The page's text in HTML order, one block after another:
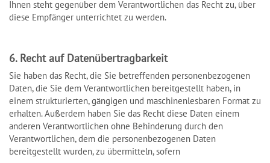
Ihnen steht gegenüber dem Verantwortlichen das Recht zu, über
diese Empfänger unterrichtet zu werden.
6. Recht auf Datenübertragbarkeit
Sie haben das Recht, die Sie betreffenden personenbezogenen
Daten, die Sie dem Verantwortlichen bereitgestellt haben, in
einem strukturierten, gängigen und maschinenlesbaren Format zu
erhalten. Außerdem haben Sie das Recht diese Daten einem
anderen Verantwortlichen ohne Behinderung durch den
Verantwortlichen, dem die personenbezogenen Daten
bereitgestellt wurden, zu übermitteln, sofern